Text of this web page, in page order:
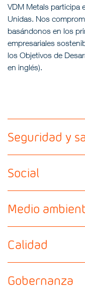
VDM Metals participa
Unidas. Nos
basándonos en los
empresariales
los Objetivos de
en inglés).
Seguridad y
Social
Medio
Calidad
Gobernanza